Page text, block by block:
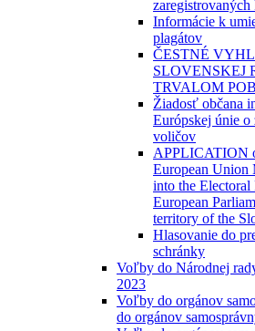
Informácie k
plagátov
ČESTNÉ
SLOVENSKEJ
TRVALOM
Žiadosť občana
Európskej únie o
voličov
APPLICATION
European Union
into the
European
territory of the
Hlasovanie do
schránky
Voľby do Národnej
2023
Voľby do orgánov
do orgánov